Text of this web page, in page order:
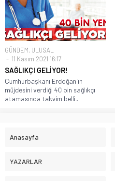
GÜNDEM, ULUSAL
11 Kasım 2021 16:17
SAĞLIKÇI GELİYOR!
Cumhurbaşkanı Erdoğan'ın
müjdesini verdiği 40 bin sağlıkçı
atamasında takvim belli...
Anasayfa
YAZARLAR